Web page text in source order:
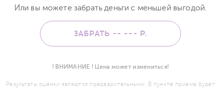
Или вы можете забрать деньги с меньшей выгодой.
ЗАБРАТЬ -- --- Р.
! ВНИМАНИЕ ! Цена может измениться!
Результаты оценки являются предварительными. В пункте приема будет